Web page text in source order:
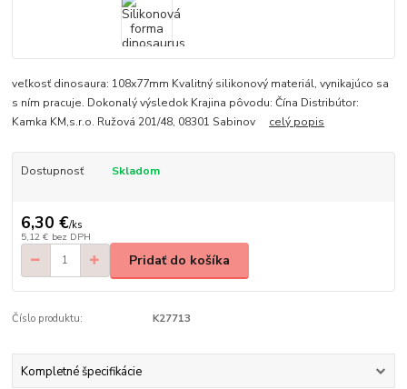
veľkosť dinosaura: 108x77mm Kvalitný silikonový materiál, vynikajúco sa
s ním pracuje. Dokonalý výsledok Krajina pôvodu: Čína Distribútor:
Kamka KM,s.r.o. Ružová 201/48, 08301 Sabinov celý popis
Dostupnosť Skladom
6,30 €/ks
5,12 € bez DPH
Pridať do košíka
Číslo produktu: K27713
Kompletné špecifikácie